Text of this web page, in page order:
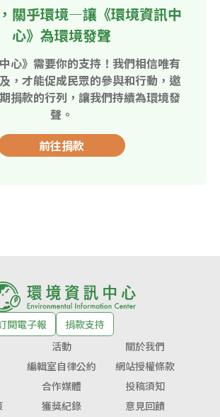
關乎環境—讓《環境資訊中
心》為環境發聲
心》需要你的支持！我們相信唯有
，才能促成民眾的參與和行動，邀
捐款的行列，讓我們持續為環境發
聲。
前往捐款
閱電子報
捐款支持
活動
關於我們
編輯室自律公約
網站授權條款
合作媒體
投稿須知
獲獎紀錄 意見回饋